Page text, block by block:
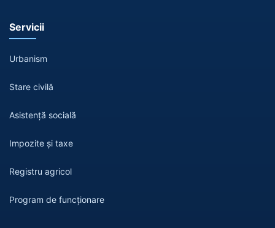
Servicii
Urbanism
Stare civilă
Asistență socială
Impozite și taxe
Registru agricol
Program de funcționare